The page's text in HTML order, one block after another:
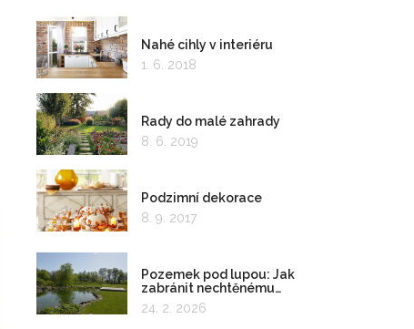
Nahé cihly v interiéru
1. 6. 2018
Rady do malé zahrady
8. 6. 2019
Podzimní dekorace
8. 9. 2017
Pozemek pod lupou: Jak
zabránit nechtěnému
zadržování vody
24. 2. 2026